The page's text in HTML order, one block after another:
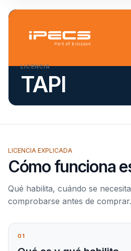
LICENCIA
TAPI
LICENCIA EXPLICADA
Cómo funciona
Qué habilita, cuándo se
comprobarse antes de comprar.
01